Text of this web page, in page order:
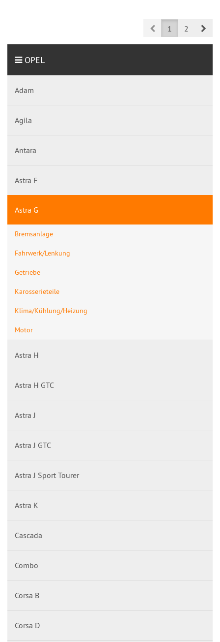
Prev1 2
OPEL
Adam
Agila
Antara
Astra F
Astra G
Bremsanlage
Fahrwerk/Lenkung
Getriebe
Karosserieteile
Klima/Kühlung/Heizung
Motor
Astra H
Astra H GTC
Astra J
Astra J GTC
Astra J Sport Tourer
Astra K
Cascada
Combo
Corsa B
Corsa D